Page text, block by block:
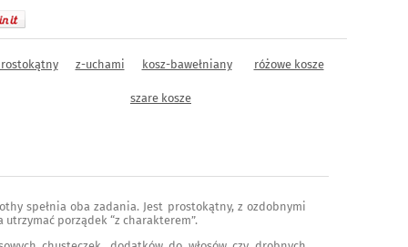
z-uchami kosz-bawełniany różowe kosze
szare kosze
spełnia oba zadania. Jest prostokątny, z ozdobnymi
porządek “z charakterem”.